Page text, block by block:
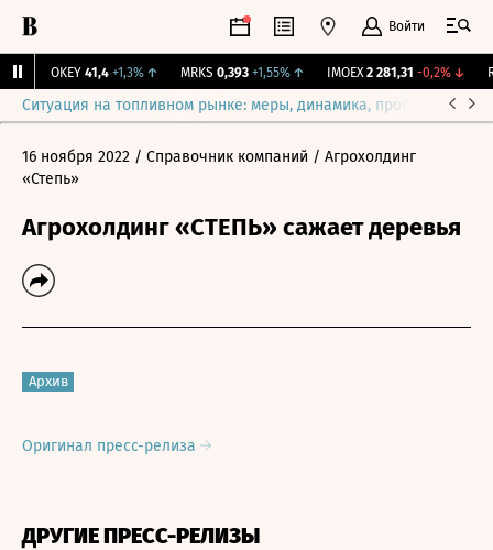
Войти
OKEY 41,4 +1,3%↑ MRKS 0,393 +1,55%↑ IMOEX 2 281,31 -0,2%↓
Ситуация на топливном рынке: меры, динамика, прогнозы
16 ноября 2022 / Справочник компаний / Агрохолдинг
«Степь»
Агрохолдинг «СТЕПЬ» сажает деревья
Архив
Оригинал пресс-релиза
ДРУГИЕ ПРЕСС-РЕЛИЗЫ